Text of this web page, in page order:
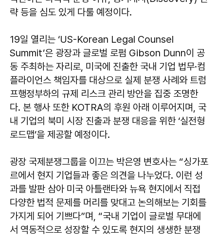
략 등을 심도 있게 다룰 예정이다.
19일 열리는 ‘US-Korean Legal Counsel
Summit’은 광장과 글로벌 로펌 Gibson Dunn이 공
동 주최하는 자리로, 미국에 진출한 국내 기업 법무·컴
플라이언스 책임자를 대상으로 실제 분쟁 사례와 트럼
프행정부하의 규제 리스크 관리 방안을 집중 조명한
다. 본 행사 또한 KOTRA의 후원 아래 이루어지며, 국
내 기업의 북미 시장 진출과 분쟁 대응을 위한 ‘실전형
로드맵’을 제공할 예정이다.
광장 국제분쟁그룹을 이끄는 박은영 변호사는 “싱가포
르에서 현지 기업들과 좋은 의견을 나누었다. 이런 성
과를 발판 삼아 미국 아틀랜타와 뉴욕 현지에서 직접
다양한 법적 문제를 머리를 맞대고 논의해보는 기회를
가지게 되어 기쁘다”며, “국내 기업이 글로벌 무대에
서 역동적으로 성장할 수 있도록 현지의 생생한 분쟁